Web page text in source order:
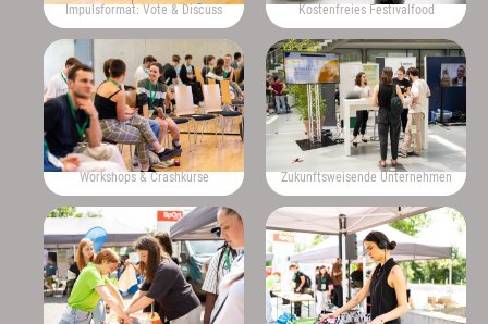
Impulsformat: Vote & Discuss Kostenfreies Festivalfood
Workshops & Crashkurse Zukunftsweisende Unternehmen